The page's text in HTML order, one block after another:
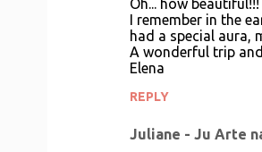
Oh... how
I remember in the
had a special aura,
A wonderful trip
Elena
REPLY
Juliane - Ju Arte